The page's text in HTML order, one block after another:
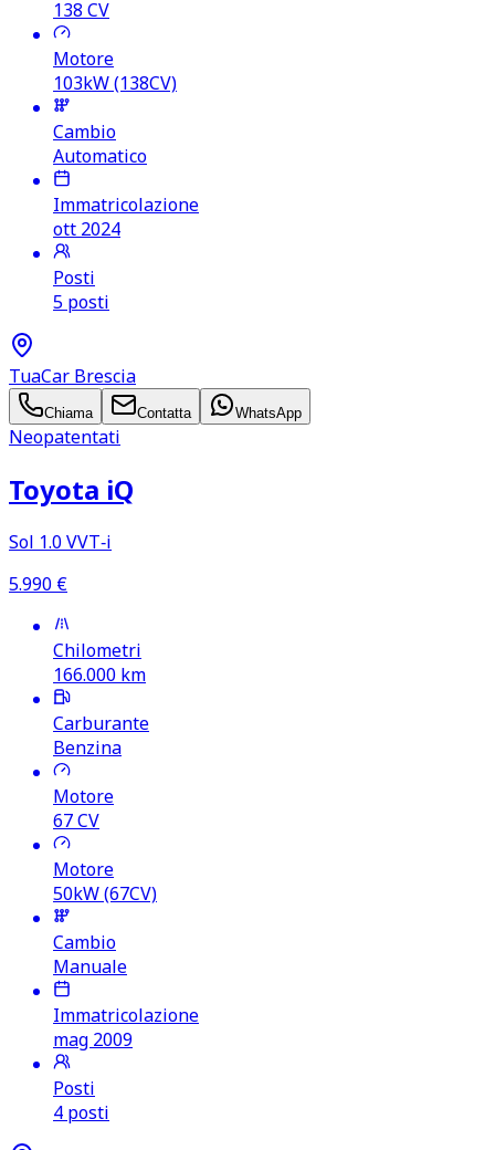
138 CV
Motore
103kW (138CV)
Cambio
Automatico
Immatricolazione
ott 2024
Posti
5 posti
TuaCar Brescia
Chiama Contatta WhatsApp
Neopatentati
Toyota iQ
Sol 1.0 VVT‑i
5.990 €
Chilometri
166.000 km
Carburante
Benzina
Motore
67CV
Motore
50kW (67CV)
Cambio
Manuale
Immatricolazione
mag 2009
Posti
4 posti